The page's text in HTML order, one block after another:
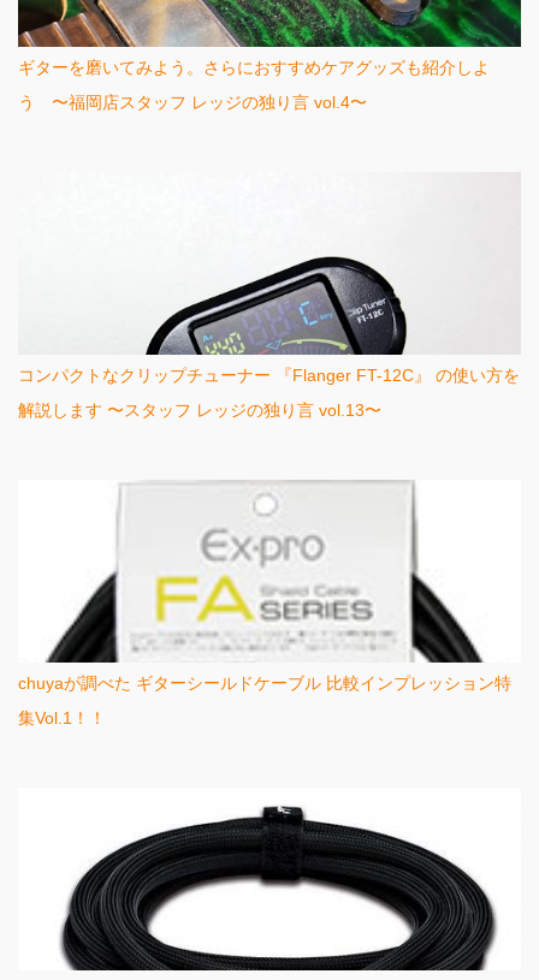
ギターを磨いてみよう。さらにおすすめケアグッズも紹介しよ
う 〜福岡店スタッフ レッジの独り言 vol.4〜
コンパクトなクリップチューナー 『Flanger FT-12C』 の使い方を
解説します 〜スタッフ レッジの独り言 vol.13〜
chuyaが調べた ギターシールドケーブル 比較インプレッション特
集Vol.1！！